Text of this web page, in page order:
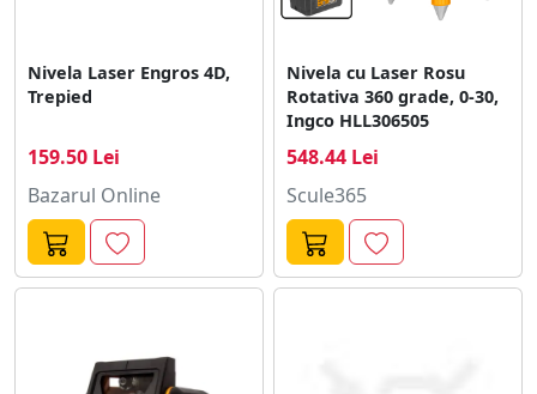
Nivela Laser Engros 4D,
Trepied
159.50 Lei
Bazarul Online
Nivela cu Laser Rosu
Rotativa 360 grade, 0-30,
Ingco HLL306505
548.44 Lei
Scule365